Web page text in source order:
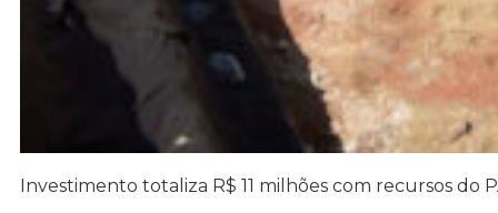
Investimento totaliza R$ 11 milhões com recursos do